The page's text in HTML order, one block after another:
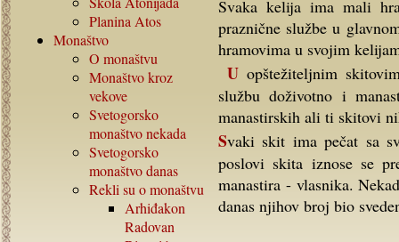
Planina Atos
Monaštvo
O monaštvu
Monaštvo kroz
vekove
Svetogorsko
monaštvo nekada
Svetogorsko
monaštvo danas
Rekli su o monaštvu
Arhiđakon
Radovan
Svaka kelija ima mali
praznične službe u
hramovima u svojim
U opštežiteljnim skitovima sudija tj.pravednik se naziva igumanom, koji vrši
službu doživotno i
manastirskih ali ti skitovi
Svaki skit ima pečat sa svojim imenom i imenom manastira - vlasnika. Važni
poslovi skita iznose se
manastira - vlasnika.
danas njihov broj bio